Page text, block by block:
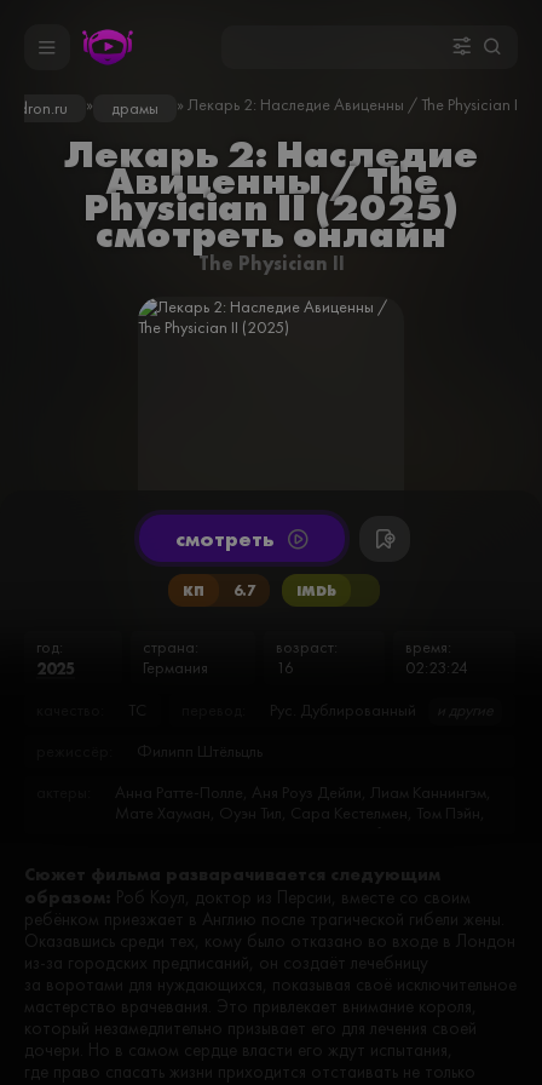
» драмы » Лекарь 2: Наследие Авиценны / The Physician II
Лекарь 2: Наследие
Авиценны / The
Physician II (2025)
смотреть онлайн
The Physician II
Сюжет фильма разварачивается следующим
образом: Роб Коул, доктор из Персии, вместе со своим
ребёнком приезжает в Англию после трагической гибели жены.
Оказавшись среди тех, кому было отказано во входе в Лондон
из-за городских предписаний, он создаёт лечебницу
за воротами для нуждающихся, показывая своё исключительное
мастерство врачевания. Это привлекает внимание короля,
который незамедлительно призывает его для лечения своей
дочери. Но в самом сердце власти его ждут испытания,
где право спасать жизни приходится отстаивать не только
cмотреть
КП 6.7 IMDb
год:
2025
страна:
Германия
возраст:
16
время:
02:23:24
TC
Филипп Штёльцль
Рус. Дублированный
Анна Ратте-Полле, Аня Роуз Дейли, Лиам Каннингэм,
Мате Хауман, Оуэн Тил, Сара Кестелмен, Том Пэйн,